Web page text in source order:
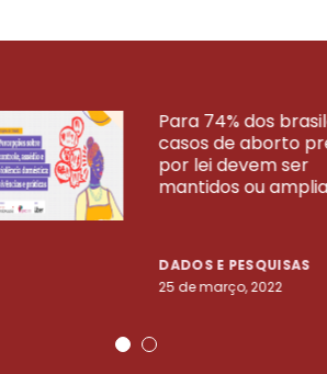
Para 74% dos
casos de aborto
por lei devem ser
mantidos ou
DADOS E PESQUISAS
25 de março, 2022
VEJA MAIS PESQUISAS